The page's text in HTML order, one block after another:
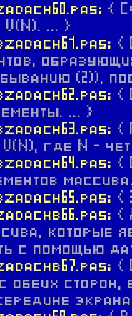
{
... }
{
(2)),
{
... }
{
где N -
{
{
{
которые
с помощью
{
обеих